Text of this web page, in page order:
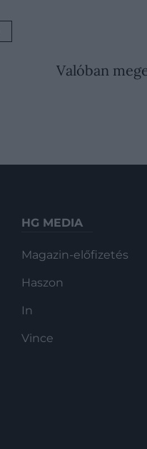
Valóban
HG MEDIA
Magazin-előfizetés
Haszon
In
Vince